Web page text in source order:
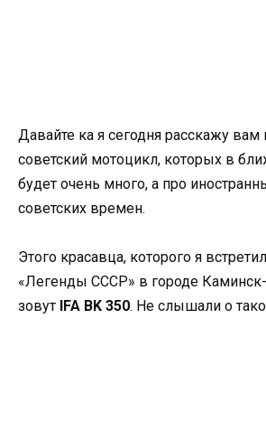
Давайте ка я сегодня расскажу
советский мотоцикл, которых в
будет очень много, а про
советских времен.
Этого красавца, которого я
«Легенды СССР» в городе
зовут IFA BK 350. Не слышали о